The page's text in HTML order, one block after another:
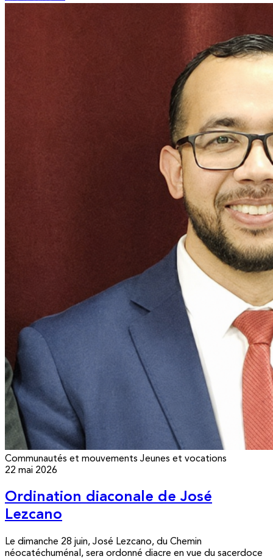
Communautés et mouvements Jeunes et vocations
22 mai 2026
Ordination diaconale de José
Lezcano
Le dimanche 28 juin, José Lezcano, du Chemin
néocatéchuménal, sera ordonné diacre en vue du sacerdoce